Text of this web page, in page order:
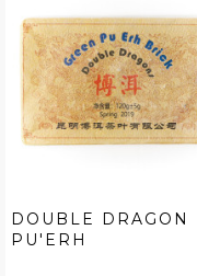
DOUBLE DRAGON
PU'ERH